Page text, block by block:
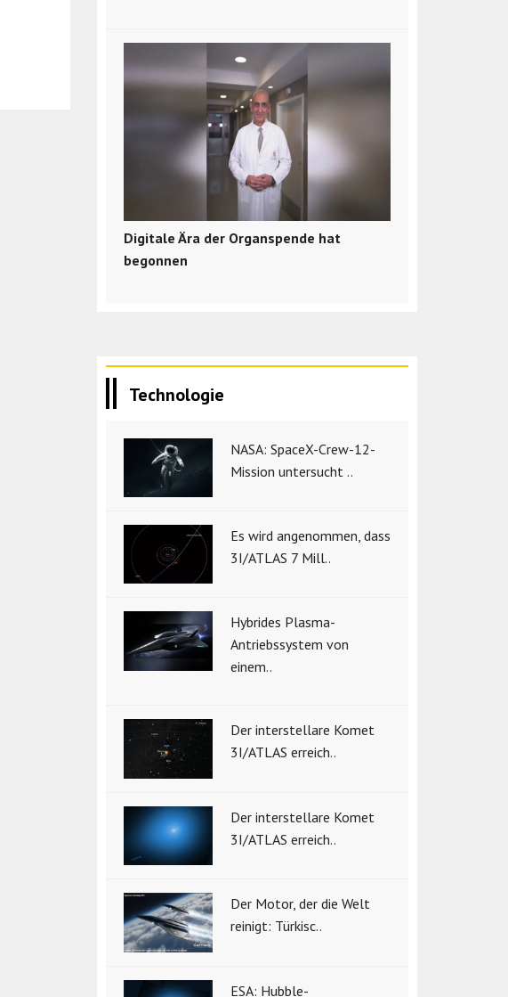
Digitale Ära der Organspende hat
begonnen
Technologie
NASA: SpaceX-Crew-12-
Mission untersucht ..
Es wird angenommen, dass
3I/ATLAS 7 Mill..
Hybrides Plasma-
Antriebssystem von
einem..
Der interstellare Komet
3I/ATLAS erreich..
Der interstellare Komet
3I/ATLAS erreich..
Der Motor, der die Welt
reinigt: Türkisc..
ESA: Hubble-